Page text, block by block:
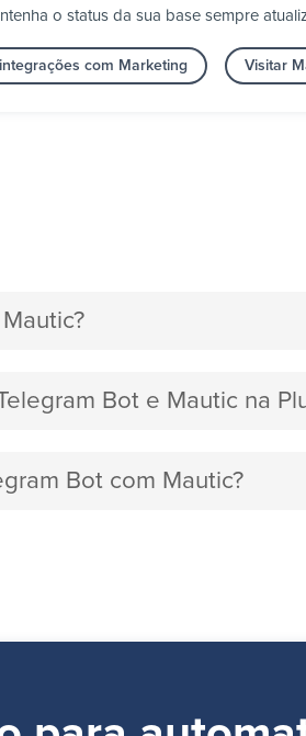
o status da sua base sempre
com Marketing Visitar
Bot e Mautic na
Bot com Mautic?